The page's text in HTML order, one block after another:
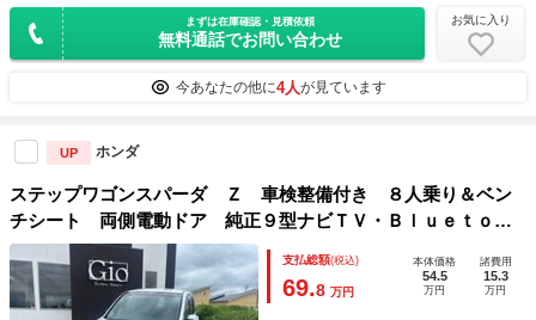
まずは在庫確認・見積依頼
無料通話でお問い合わせ
お気に入り
今あなたの他に4人が見ています
UP ホンダ
ステップワゴンスパーダ Ｚ 車検整備付き ８人乗り＆ベン
チシート 両側電動ドア 純正９型ナビＴＶ・Ｂｌｕｅｔｏｏ
ｔｈ対応・Ｂカメラ 後席アルパインフリップモニター ＨＩ
Ｄライト＆フォグ ＥＴＣ スマートキー 純正１６インチア
ルミ
支払総額(税込)
69.8 万円
本体価格
54.5
万円
諸費用
15.3
万円